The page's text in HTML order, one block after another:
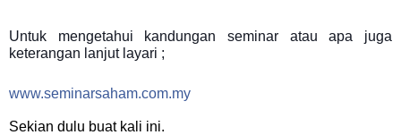
Untuk mengetahui kandungan seminar atau apa juga
keterangan lanjut layari ;
www.seminarsaham.com.my
Sekian dulu buat kali ini.